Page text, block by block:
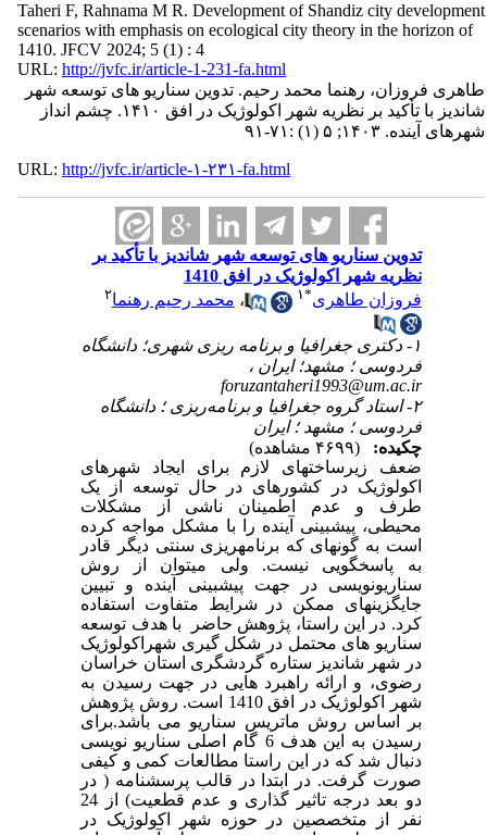
Taheri F, Rahnama M R. Development of Shandiz city development
scenarios with emphasis on ecological city theory in the horizon of
1410. JFCV 2024; 5 (1) : 4
URL: http://jvfc.ir/article-1-231-fa.html
طاهری فروزان، رهنما محمد رحیم. تدوین سناریو های توسعه شهر
شاندیز با تأکید بر نظریه شهر اکولوژیک در افق ۱۴۱۰. چشم انداز
شهرهای آینده. ۱۴۰۳; ۵ (۱) :۷۱-۹۱
URL: http://jvfc.ir/article-۱-۲۳۱-fa.html
تدوین سناریو های توسعه شهر شاندیز با تأکید بر
نظریه شهر اکولوژیک در افق 1410
فروزان طاهری*۱ ، محمد رحیم رهنما۲
۱- دکتری جغرافیا و برنامه ریزی شهری؛ دانشگاه
فردوسی ؛ مشهد؛ ایران ،
foruzantaheri1993@um.ac.ir
۲- استاد گروه جغرافیا و برنامه‌ریزی ؛ دانشگاه
فردوسی ؛ مشهد ؛ ایران
چکیده:
(۴۶۹۹ مشاهده)
ضعف زیرساخت‏های لازم برای ایجاد شهرهای
اکولوژیک در کشورهای در حال توسعه از یک
طرف و عدم اطمینان ناشی از مشکلات
محیطی، پیش‏بینی آینده را با مشکل مواجه کرده
است به گونه‏ای که برنامه‏ریزی سنتی دیگر قادر
به پاسخگویی نیست. ولی می‏توان از روش
سناریونویسی در جهت پیش‏بینی آینده و تبیین
جایگزین‏های ممکن در شرایط متفاوت استفاده
کرد. در این راستا، پژوهش حاضر با هدف توسعه
سناریو های محتمل در شکل گیری شهراکولوژیک
در شهر شاندیز ستاره گردشگری استان خراسان
رضوی، و ارائه راهبرد هایی در جهت رسیدن به
شهر اکولوژیک در افق 1410 است.
روش پژوهش
بر اساس روش ماتریس سناریو می باشد.برای
رسیدن به این هدف 6 گام اصلی سناریو نویسی
دنبال شد که در این راستا مطالعات کمی و کیفی
صورت گرفت. در ابتدا در قالب پرسشنامه ( در
دو بعد درجه تاثیر گذاری و عدم قطعیت) از 24
نفر از متخصصین در حوزه شهر اکولوژیک در